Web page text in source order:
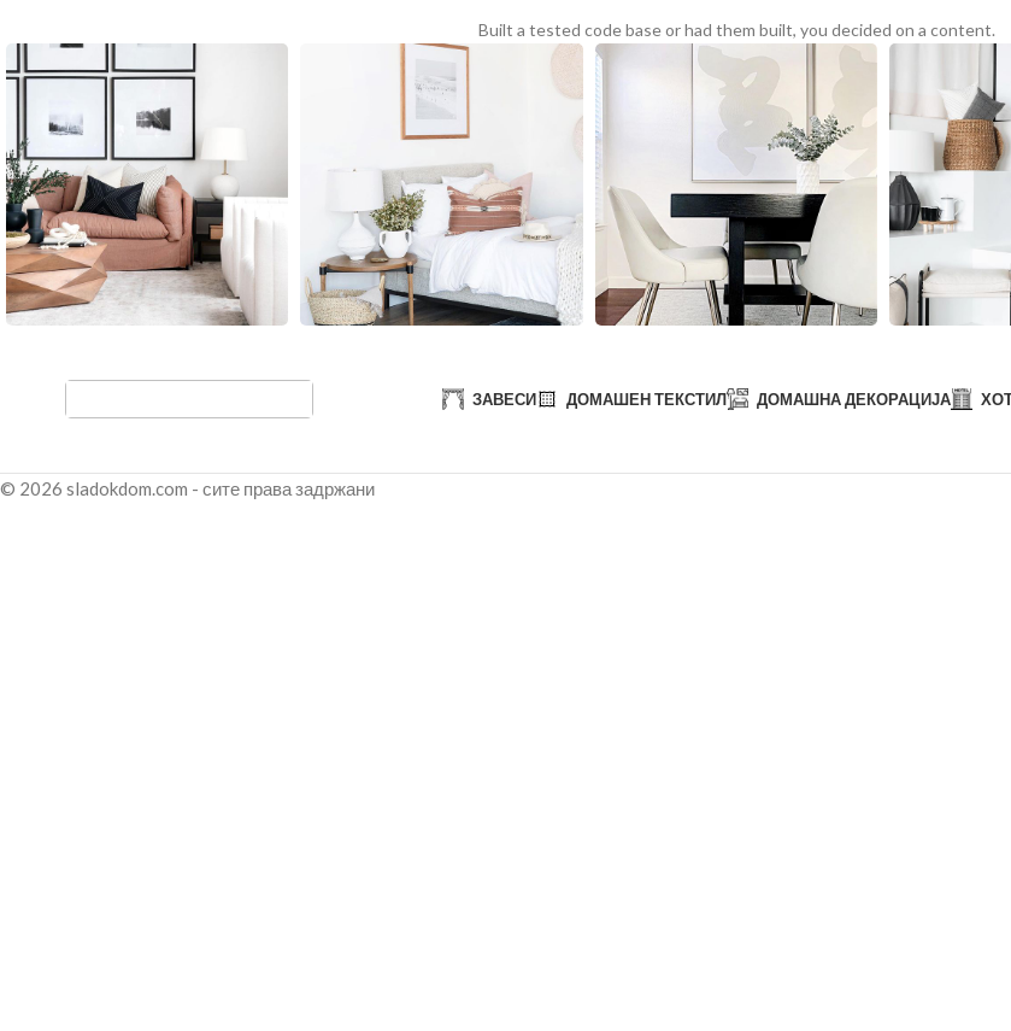
Built a tested code base or had them built, you decided on a content.
ЗАВЕСИ ДОМАШЕН ТЕКСТИЛ ДОМАШНА ДЕКОРАЦИЈА
© 2026 sladokdom.com - сите права задржани